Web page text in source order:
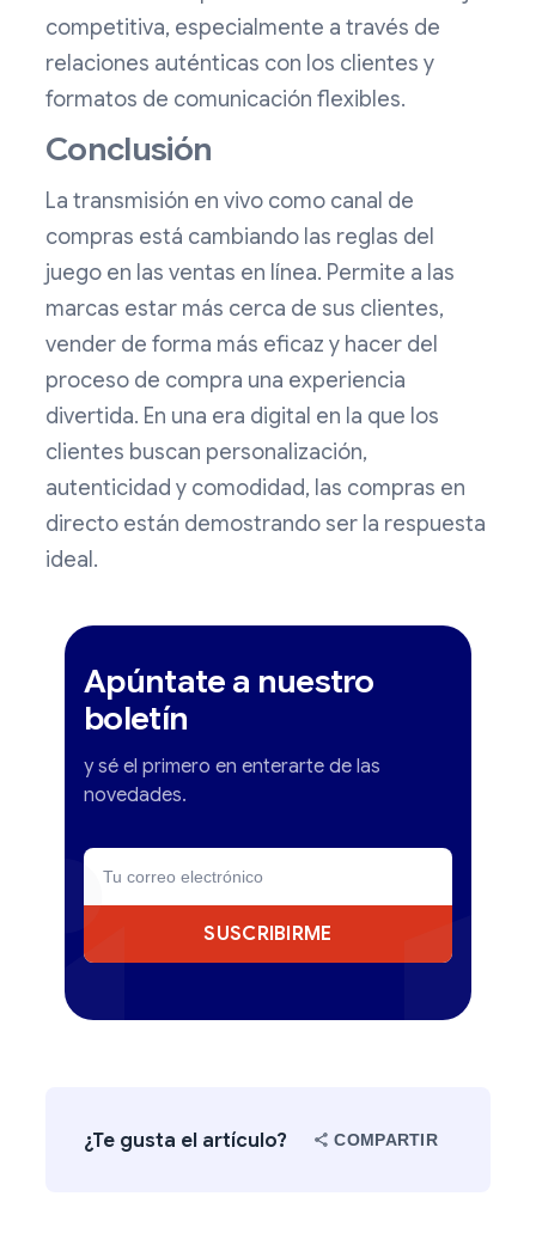
competitiva, especialmente a través de
relaciones auténticas con los clientes y
formatos de comunicación flexibles.
Conclusión
La transmisión en vivo como canal de
compras está cambiando las reglas del
juego en las ventas en línea. Permite a las
marcas estar más cerca de sus clientes,
vender de forma más eficaz y hacer del
proceso de compra una experiencia
divertida. En una era digital en la que los
clientes buscan personalización,
autenticidad y comodidad, las compras en
directo están demostrando ser la respuesta
ideal.
Apúntate a nuestro
boletín
y sé el primero en enterarte de las
novedades.
SUSCRIBIRME
¿Te gusta el artículo? COMPARTIR